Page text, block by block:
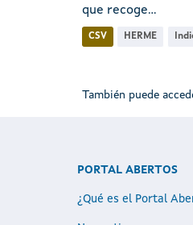
que recoge...
CSV HERME
También puede
PORTAL ABERTOS
¿Qué es el Portal